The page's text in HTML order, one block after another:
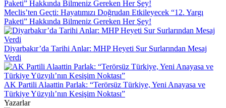
Meclis’ten Geçti: Hayatımızı Doğrudan Etkileyecek “12. Yargı
Paketi” Hakkında Bilmeniz Gereken Her Şey!
Diyarbakır’da Tarihi Anlar: MHP Heyeti Sur Surlarından Mesaj
Verdi
AK Partili Alaattin Parlak: “Terörsüz Türkiye, Yeni Anayasa ve
Türkiye Yüzyılı’nın Kesişim Noktası”
Yazarlar